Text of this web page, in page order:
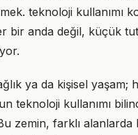
teknoloji kullanımı
bir anda değil, küçük
ya da kişisel yaşam;
teknoloji kullanımı
zemin, farklı alanlarda